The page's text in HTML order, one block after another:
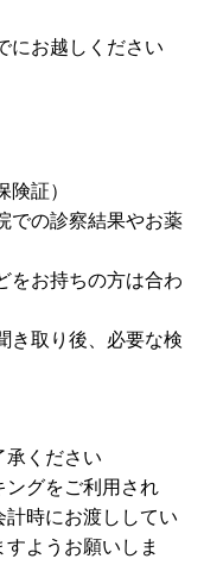
にお越しください
証）
での診察結果やお薬
をお持ちの方は合わ
き取り後、必要な検
ください
ングをご利用され
時にお渡ししてい
ようお願いしま